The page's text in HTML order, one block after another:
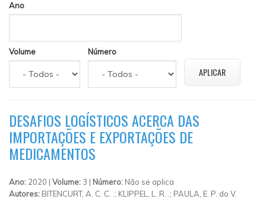
Ano
Volume Número
DESAFIOS LOGÍSTICOS ACERCA DAS
IMPORTAÇÕES E EXPORTAÇÕES DE
MEDICAMENTOS
Ano: 2020 | Volume: 3 | Número: Não se aplica
Autores: BITENCURT, A. C. C. .; KLIPPEL, L. R. .; PAULA, E. P. do V.